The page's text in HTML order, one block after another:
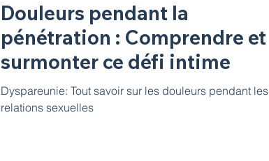
Douleurs pendant la
pénétration : Comprendre et
surmonter ce défi intime
Dyspareunie: Tout savoir sur les douleurs pendant les
relations sexuelles